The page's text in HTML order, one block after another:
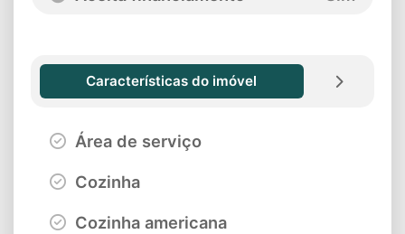
Características do imóvel
Área de serviço
Cozinha
Cozinha americana